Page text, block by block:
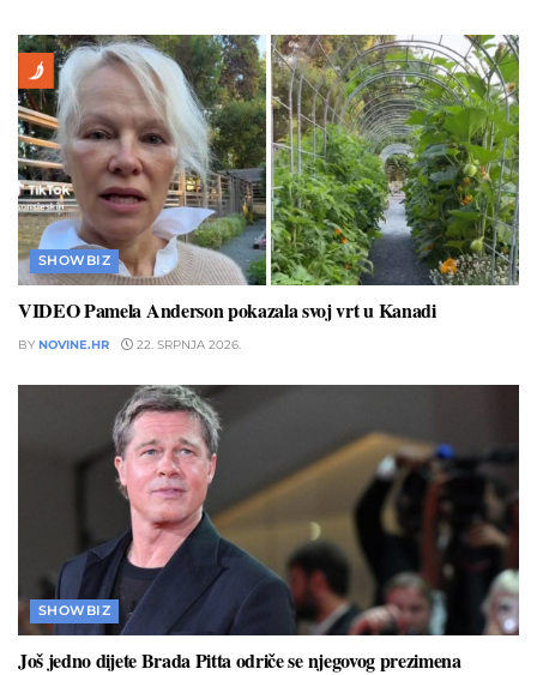
SHOWBIZ
VIDEO Pamela Anderson pokazala svoj vrt u Kanadi
BY NOVINE.HR 22. SRPNJA 2026.
SHOWBIZ
Još jedno dijete Brada Pitta odriče se njegovog prezimena